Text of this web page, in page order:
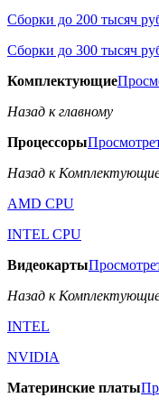
Сборки до 200 тысяч
Сборки до 300 тысяч
Комплектующие
Назад к главному
Процессоры
Назад к
AMD CPU
INTEL CPU
Видеокарты
Назад к
INTEL
NVIDIA
Материнские платы